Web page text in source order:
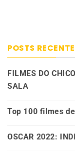
POSTS
FILMES DO
SALA
Top 100 filmes
OSCAR 2022: